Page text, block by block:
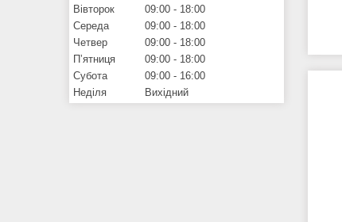
Вівторок
09:00
18:00
Середа
09:00
18:00
Четвер
09:00
18:00
Пʼятниця
09:00
18:00
Субота
09:00
16:00
Неділя
Вихідний